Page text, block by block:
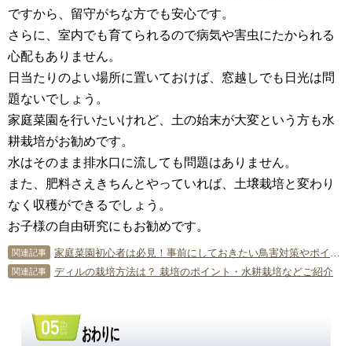
ですから、留守がちな方でも安心です。
さらに、室内でも育てられるので病気や害虫にたかられる
心配もありません。
日当たりのよい場所に置いておけば、窓越しでも日光は問
題ないでしょう。
家庭菜園を行いたいけれど、土の始末が大変という方も水
耕栽培がお勧めです。
水はそのまま排水口に流しても問題はありません。
また、肥料さえきちんとやっていれば、土壌栽培と変わり
なく収穫ができるでしょう。
お子様の自由研究にもお勧めです。
関連記事 家庭菜園初心者は必見！事前にしておきたい鳥害対策やポイント
関連記事 ディルの栽培方法は？ 栽培のポイント・水耕栽培などご紹介
おわりに